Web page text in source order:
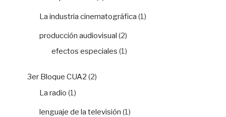
La industria cinematográfica (1)
producción audiovisual (2)
efectos especiales (1)
3er Bloque CUA2 (2)
La radio (1)
lenguaje de la televisión (1)